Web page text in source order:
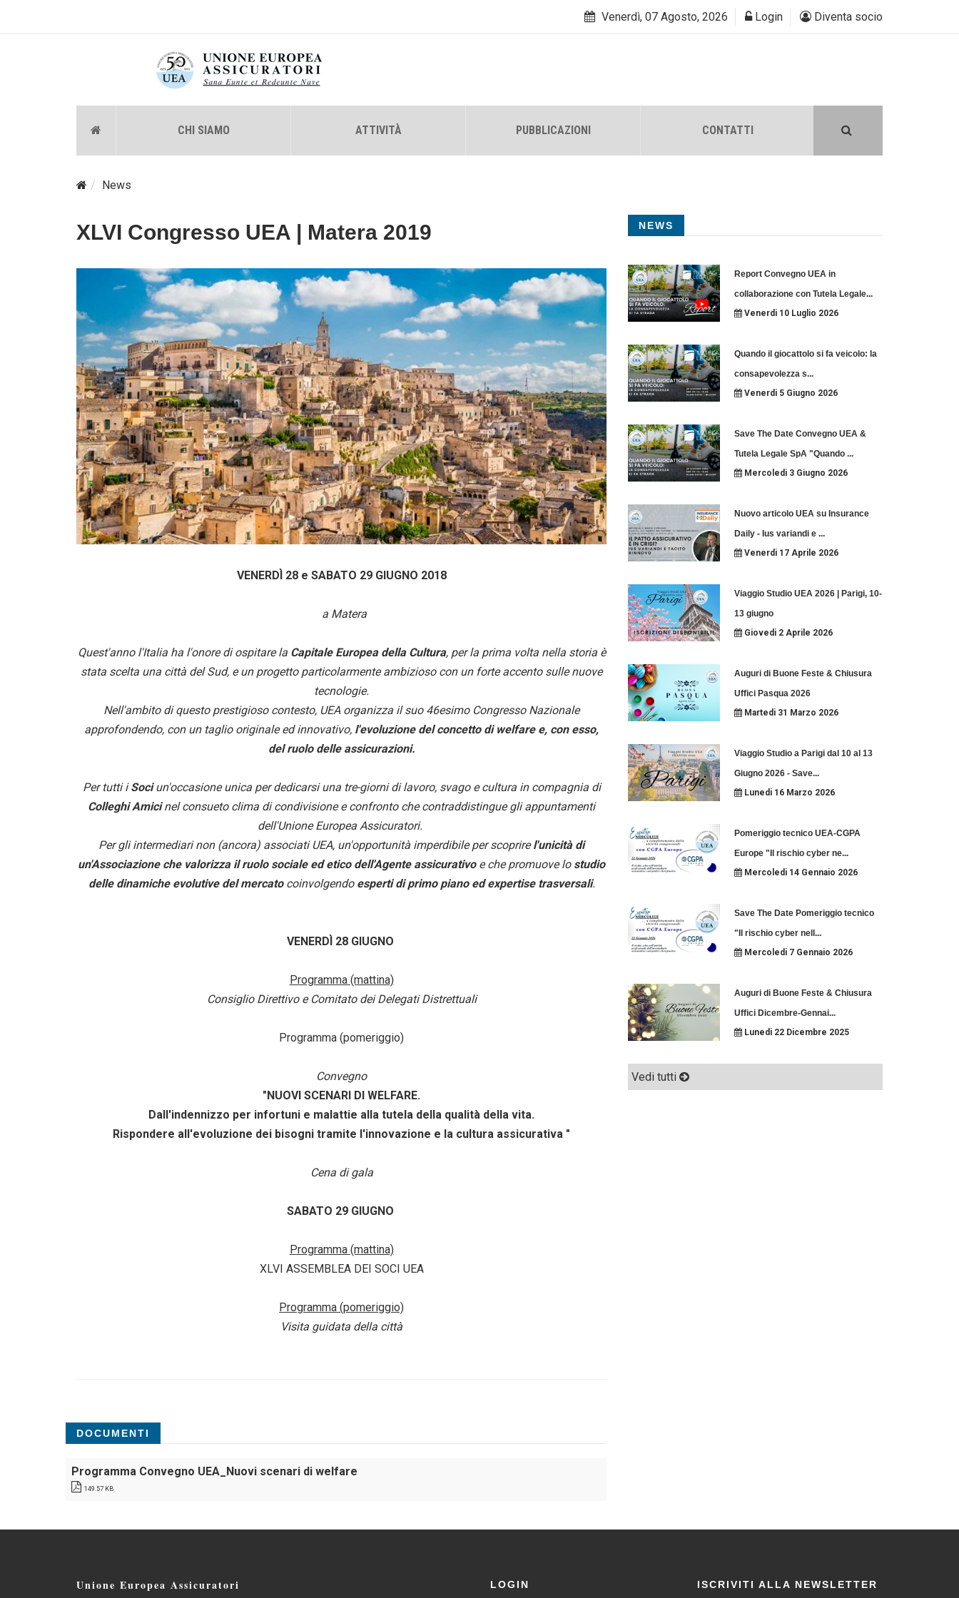
Venerdì, 07 Agosto, 2026 Login Diventa socio
CHI SIAMO ATTIVITÀ PUBBLICAZIONI CONTATTI
News
XLVI Congresso UEA | Matera 2019
VENERDÌ 28 e SABATO 29 GIUGNO 2018
a Matera
Quest'anno l'Italia ha l'onore di ospitare la Capitale Europea della Cultura, per la prima volta nella storia è
stata scelta una città del Sud, e un progetto particolarmente ambizioso con un forte accento sulle nuove
tecnologie.
Nell'ambito di questo prestigioso contesto, UEA organizza il suo 46esimo Congresso Nazionale
approfondendo, con un taglio originale ed innovativo, l'evoluzione del concetto di welfare e, con esso,
del ruolo delle assicurazioni.
Per tutti iSociun'occasione unica per dedicarsi una tre-giorni di lavoro, svago e cultura in compagnia di
Colleghi Amicinel consueto clima di condivisione e confronto che contraddistingue gli appuntamenti
dell'Unione Europea Assicuratori.
Per gli intermediari non (ancora) associati UEA, un'opportunità imperdibile per scoprirel'unicità di
un'Associazione che valorizza il ruolo sociale ed etico dell'Agente assicurativoe che promuove lo studio
delle dinamiche evolutive del mercatocoinvolgendo esperti di primo piano ed expertise trasversali.
VENERDÌ 28 GIUGNO
Programma (mattina)
Consiglio Direttivo e Comitato dei Delegati Distrettuali
Programma(pomeriggio)
Convegno
"NUOVI SCENARI DI WELFARE.
Dall'indennizzo per infortuni e malattie alla tutela della qualità della vita.
Rispondere all'evoluzione dei bisogni tramite l'innovazione e la cultura assicurativa "
Cena di gala
SABATO 29GIUGNO
Programma (mattina)
XLVI ASSEMBLEA DEI SOCI UEA
Programma (pomeriggio)
Visita guidata della città
DOCUMENTI
Programma Convegno UEA_Nuovi scenari di welfare
149.57 KB
NEWS
Report Convegno UEA in
collaborazione con Tutela Legale...
Venerdi 10 Luglio 2026
Quando il giocattolo si fa veicolo: la
consapevolezza s...
Venerdi 5 Giugno 2026
Save The Date Convegno UEA &
Tutela Legale SpA "Quando ...
Mercoledi 3 Giugno 2026
Nuovo articolo UEA su Insurance
Daily - Ius variandi e ...
Venerdi 17 Aprile 2026
Viaggio Studio UEA 2026 | Parigi, 10-
13 giugno
Giovedi 2 Aprile 2026
Auguri di Buone Feste & Chiusura
Uffici Pasqua 2026
Martedi 31 Marzo 2026
Viaggio Studio a Parigi dal 10 al 13
Giugno 2026 - Save...
Lunedi 16 Marzo 2026
Pomeriggio tecnico UEA-CGPA
Europe "Il rischio cyber ne...
Mercoledi 14 Gennaio 2026
Save The Date Pomeriggio tecnico
"Il rischio cyber nell ...
Mercoledi 7 Gennaio 2026
Auguri di Buone Feste & Chiusura
Uffici Dicembre-Gennai...
Lunedi 22 Dicembre 2025
Vedi tutti
Unione Europea Assicuratori LOGIN ISCRIVITI ALLA NEWSLETTER